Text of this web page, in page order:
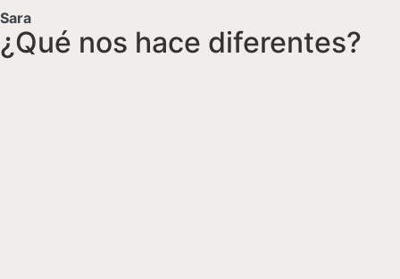
Sara
¿Qué nos hace diferentes?